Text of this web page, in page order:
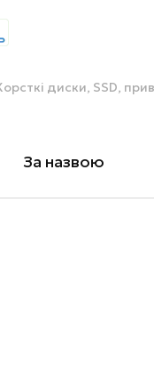
диски, SSD,
За назвою